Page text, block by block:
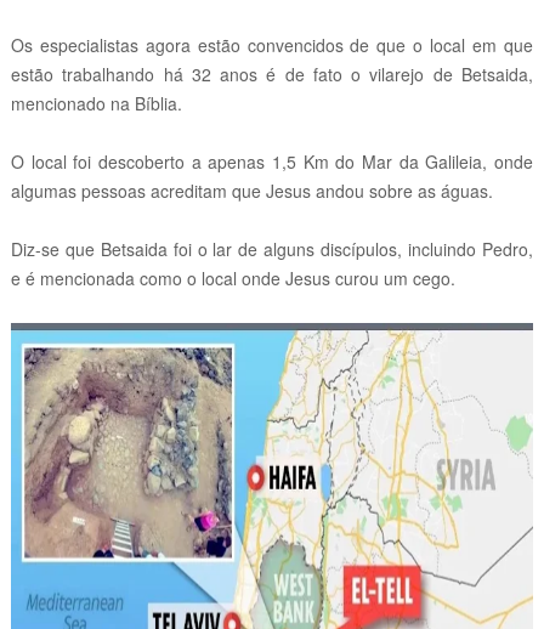
Os especialistas agora estão convencidos de que o local em que
estão trabalhando há 32 anos é de fato o vilarejo de Betsaida,
mencionado na Bíblia.
O local foi descoberto a apenas 1,5 Km do Mar da Galileia, onde
algumas pessoas acreditam que Jesus andou sobre as águas.
Diz-se que Betsaida foi o lar de alguns discípulos, incluindo Pedro,
e é mencionada como o local onde Jesus curou um cego.